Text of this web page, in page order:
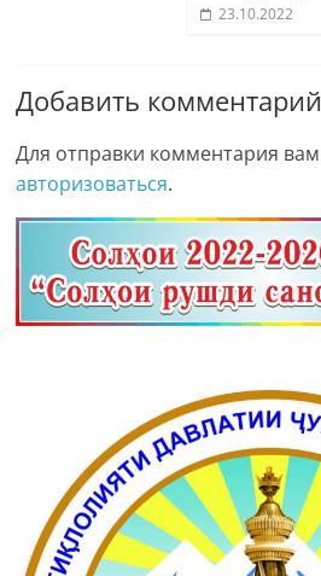
23.10.2022
Добавить комментарий
Для отправки комментария
авторизоваться.